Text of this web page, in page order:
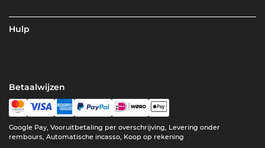
Hulp
Betaalwijzen
Google Pay, Vooruitbetaling per overschrijving, Levering onder
rembours, Automatische incasso, Koop op rekening